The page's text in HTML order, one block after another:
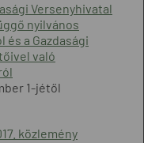
Versenyhivatal
nyilvános
a Gazdasági
való
1-jétől
közlemény